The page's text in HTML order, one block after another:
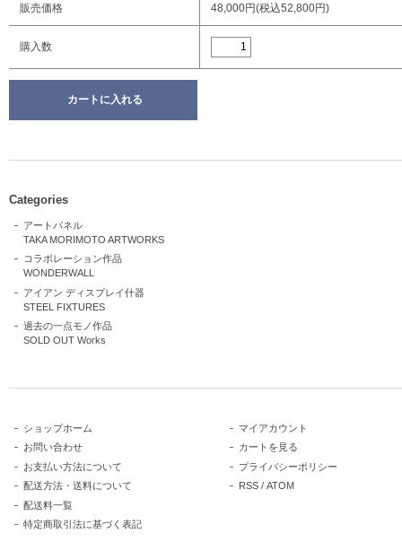
販売価格 48,000円(税込52,800円)
購入数
Categories
アートパネル
TAKA MORIMOTO ARTWORKS
コラボレーション作品
WONDERWALL
アイアン ディスプレイ什器
STEEL FIXTURES
過去の一点モノ作品
SOLD OUT Works
ショップホーム
お問い合わせ
お支払い方法について
配送方法・送料について
配送料一覧
特定商取引法に基づく表記
マイアカウント
カートを見る
プライバシーポリシー
RSS/ ATOM